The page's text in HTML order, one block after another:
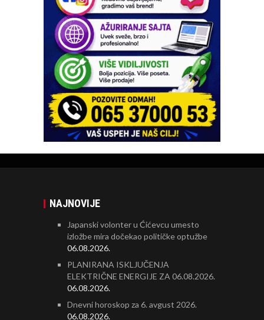
NAJNOVIJE
Japanski volonter u Ćićevcu umesto
izložbe mira dočekao političke optužbe
06.08.2026.
PLANIRANA ISKLJUČENJA
ELEKTRIČNE ENERGIJE ZA 06.08.2026.
06.08.2026.
Dnevni horoskop za 6. avgust 2026.
06.08.2026.